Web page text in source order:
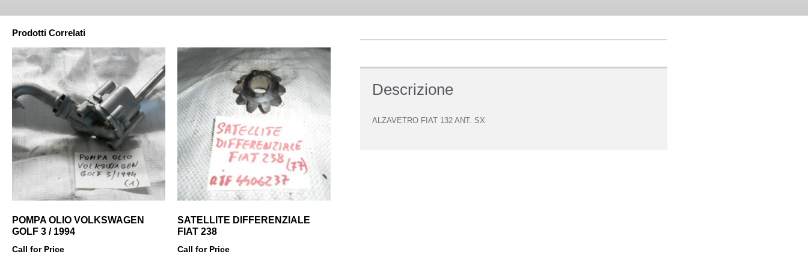
Prodotti Correlati
POMPA OLIO VOLKSWAGEN
GOLF 3 / 1994
Call for Price
SATELLITE DIFFERENZIALE
FIAT 238
Call for Price
Descrizione
ALZAVETRO FIAT 132 ANT. SX